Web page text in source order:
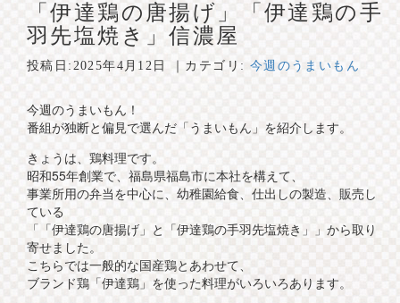
「伊達鶏の唐揚げ」「伊達鶏の手
羽先塩焼き」信濃屋
投稿日: 2025年4月12日 ｜カテゴリ: 今週のうまいもん
今週のうまいもん！
番組が独断と偏見で選んだ「うまいもん」を紹介します。
きょうは、鶏料理です。
昭和55年創業で、福島県福島市に本社を構えて、
事業所用の弁当を中心に、幼稚園給食、仕出しの製造、販売し
ている
「「伊達鶏の唐揚げ」と「伊達鶏の手羽先塩焼き」」から取り
寄せました。
こちらでは一般的な国産鶏とあわせて、
ブランド鶏「伊達鶏」を使った料理がいろいろあります。